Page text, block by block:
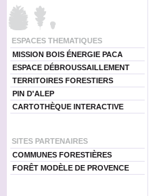
ESPACES THEMATIQUES
MISSION BOIS ÉNERGIE PACA
ESPACE DÉBROUSSAILLEMENT
TERRITOIRES FORESTIERS
PIN D'ALEP
CARTOTHÈQUE INTERACTIVE
SITES PARTENAIRES
COMMUNES FORESTIÈRES
FORÊT MODÈLE DE PROVENCE